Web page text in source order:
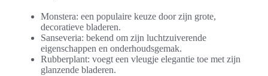
Monstera: een populaire keuze door zijn grote,
decoratieve bladeren.
Sanseveria: bekend om zijn luchtzuiverende
eigenschappen en onderhoudsgemak.
Rubberplant: voegt een vleugje elegantie toe met zijn
glanzende bladeren.